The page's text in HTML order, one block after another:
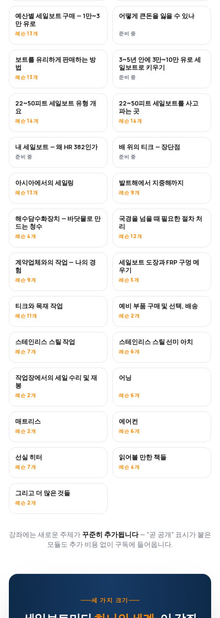
곧 공개
예산별 세일보트 구매 — 1만~3
만 유로
레슨 13개
곧 공개
어떻게 큰돈을 잃을 수 있나
준비 중
신규
보트를 유리하게 판매하는 방
법
레슨 13개
신규
3~5년 안에 3만~10만 유로 세
일보트로 키우기
준비 중
곧 공개
22~50피트 세일보트 유형 개
요
레슨 14개
곧 공개
22~50피트 세일보트를 사고
파는 곳
레슨 14개
곧 공개
내 세일보트 — 왜 HR 382인가
준비 중
곧 공개
배 위의 티크 — 장단점
준비 중
곧 공개
아시아에서의 세일링
레슨 13개
곧 공개
발트해에서 지중해까지
레슨 9개
곧 공개
해수담수화장치 — 바닷물로 만
드는 청수
레슨 4개
국경을 넘을 때 필요한 절차 처
리
레슨 12개
곧 공개
계약업체와의 작업 — 나의 경
험
레슨 9개
곧 공개
세일보트 도장과 FRP 구멍 메
우기
레슨 5개
티크와 목재 작업
레슨 11개
곧 공개
예비 부품 구매 및 선택, 배송
레슨 2개
곧 공개
스테인리스 스틸 작업
레슨 7개
스테인리스 스틸 선미 아치
레슨 6개
곧 공개
작업장에서의 세일 수리 및 재
봉
레슨 2개
어닝
레슨 6개
매트리스
레슨 2개
곧 공개
에어컨
레슨 6개
곧 공개
선실 히터
레슨 7개
곧 공개
읽어볼 만한 책들
레슨 4개
곧 공개
그리고 더 많은 것들
레슨 2개
강좌에는 새로운 주제가 꾸준히 추가됩니다— "곧 공개" 표시가 붙은
모듈도 추가 비용 없이 구독에 들어옵니다.
세 가지 크기